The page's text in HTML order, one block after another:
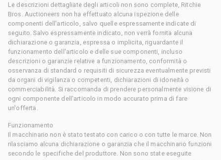
Le descrizioni dettagliate degli articoli non sono complete, Ritchie
Bros. Auctioneers non ha effettuato alcuna ispezione delle
componenti dell'articolo, salvo quelle espressamente indicate di
seguito. Salvo espressamente indicato, non verrà fornita alcuna
dichiarazione o garanzia, espressa o implicita, riguardante il
funzionamento dell'articolo e delle sue componenti, incluso
descrizioni o garanzie relative a funzionamento, conformità o
osservanza di standard o requisiti di sicurezza eventualmente previsti
da organi di vigilanza o competenti, dichiarazioni di idoneità o
commerciabilità. Si raccomanda di prendere personalmente visione di
ogni componente dell'articolo in modo accurato prima di fare
un'offerta.
Funzionamento
Il macchinario non è stato testato con carico o con tutte le marce. Non
rilasciamo alcuna dichiarazione o garanzia che il macchinario funzioni
secondo le specifiche del produttore. Non sono state eseguite